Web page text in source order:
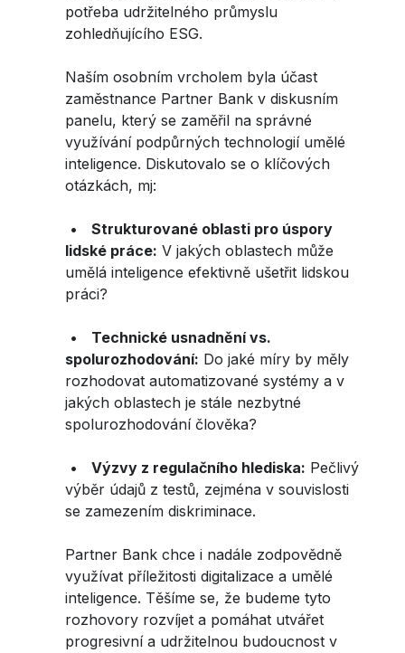
potřeba udržitelného průmyslu
zohledňujícího ESG.
Naším osobním vrcholem byla účast
zaměstnance Partner Bank v diskusním
panelu, který se zaměřil na správné
využívání podpůrných technologií umělé
inteligence. Diskutovalo se o klíčových
otázkách, mj:
• Strukturované oblasti pro úspory
lidské práce: V jakých oblastech může
umělá inteligence efektivně ušetřit lidskou
práci?
• Technické usnadnění vs.
spolurozhodování: Do jaké míry by měly
rozhodovat automatizované systémy a v
jakých oblastech je stále nezbytné
spolurozhodování člověka?
• Výzvy z regulačního hlediska: Pečlivý
výběr údajů z testů, zejména v souvislosti
se zamezením diskriminace.
Partner Bank chce i nadále zodpovědně
využívat příležitosti digitalizace a umělé
inteligence. Těšíme se, že budeme tyto
rozhovory rozvíjet a pomáhat utvářet
progresivní a udržitelnou budoucnost v